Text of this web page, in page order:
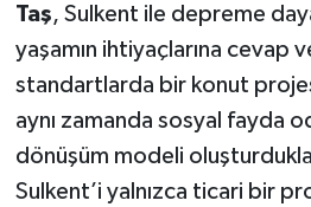
Taş, Sulkent ile depreme
yaşamın ihtiyaçlarına cevap
standartlarda bir konut
aynı zamanda sosyal fayda
dönüşüm modeli
Sulkent’i yalnızca ticari bir